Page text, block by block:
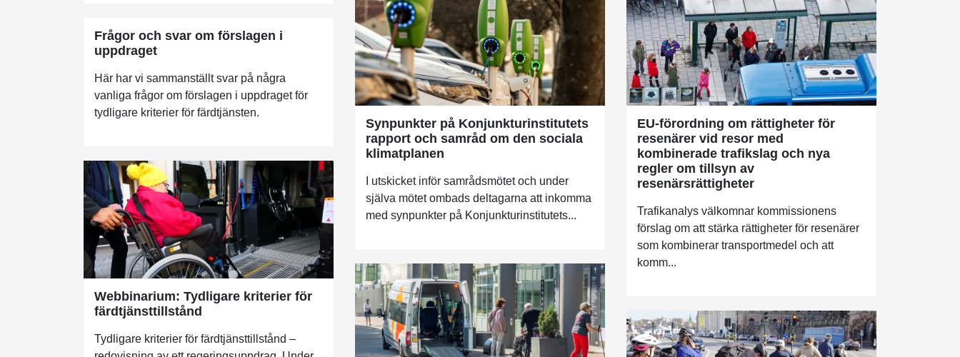
Synpunkter på Konjunkturinstitutets
rapport och samråd om den sociala
klimatplanen
I utskicket inför samrådsmötet och under
själva mötet ombads deltagarna att inkomma
med synpunkter på Konjunkturinstitutets...
EU-förordning om rättigheter för
resenärer vid resor med
kombinerade trafikslag och nya
regler om tillsyn av
resenärsrättigheter
Trafikanalys välkomnar kommissionens
förslag om att stärka rättigheter för resenärer
som kombinerar transportmedel och att
komm...
Frågor och svar om förslagen i
uppdraget
Här har vi sammanställt svar på några
vanliga frågor om förslagen i uppdraget för
tydligare kriterier för färdtjänsten.
Webbinarium: Tydligare kriterier för
färdtjänsttillstånd
Tydligare kriterier för färdtjänsttillstånd –